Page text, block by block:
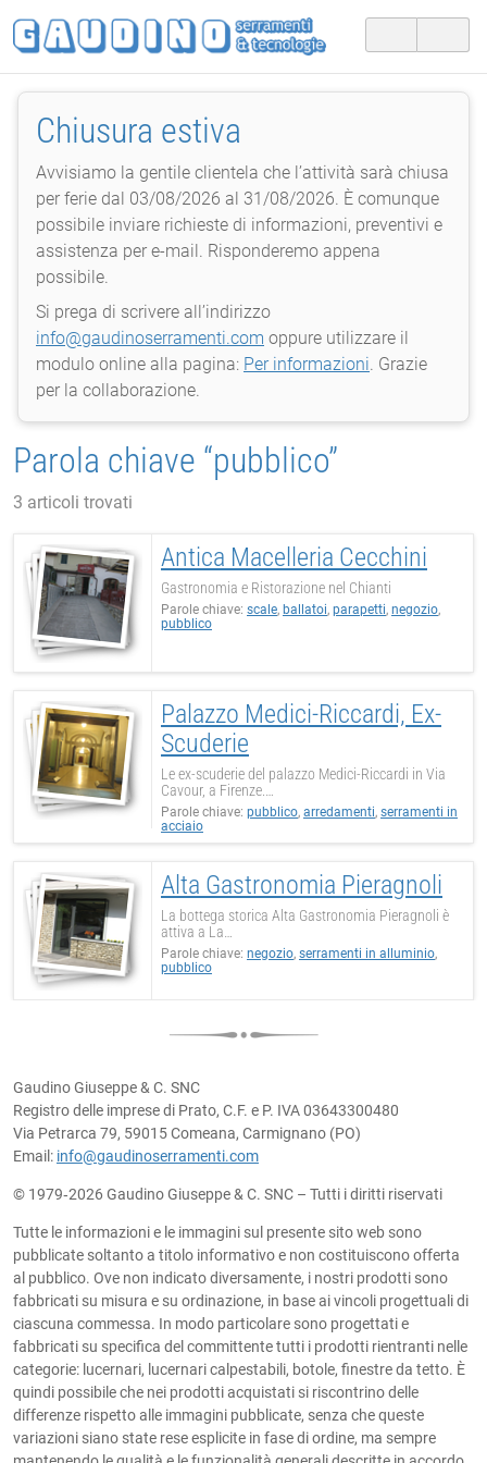
Chiusura estiva
Avvisiamo la gentile clientela che l’attività sarà chiusa
per ferie dal 03/08/2026 al 31/08/2026. È comunque
possibile inviare richieste di informazioni, preventivi e
assistenza per e-mail. Risponderemo appena
possibile.
Si prega di scrivere all’indirizzo
info@gaudinoserramenti.com oppure utilizzare il
modulo online alla pagina: Per informazioni. Grazie
per la collaborazione.
Parola chiave “pubblico”
3 articoli trovati
Antica Macelleria Cecchini
Gastronomia e Ristorazione nel Chianti
Parole chiave: scale, ballatoi, parapetti, negozio,
pubblico
Palazzo Medici-Riccardi, Ex-
Scuderie
Le ex-scuderie del palazzo Medici-Riccardi in Via
Cavour, a Firenze.…
Parole chiave: pubblico, arredamenti, serramenti in
acciaio
Alta Gastronomia Pieragnoli
La bottega storica Alta Gastronomia Pieragnoli è
attiva a La…
Parole chiave: negozio, serramenti in alluminio,
pubblico
Gaudino Giuseppe & C. SNC
Registro delle imprese di Prato, C.F. e P. IVA 03643300480
Via Petrarca 79, 59015 Comeana, Carmignano (PO)
Email: info@gaudinoserramenti.com
© 1979‐2026 Gaudino Giuseppe & C. SNC – Tutti i diritti riservati
Tutte le informazioni e le immagini sul presente sito web sono
pubblicate soltanto a titolo informativo e non costituiscono offerta
al pubblico. Ove non indicato diversamente, i nostri prodotti sono
fabbricati su misura e su ordinazione, in base ai vincoli progettuali di
ciascuna commessa. In modo particolare sono progettati e
fabbricati su specifica del committente tutti i prodotti rientranti nelle
categorie: lucernari, lucernari calpestabili, botole, finestre da tetto. È
quindi possibile che nei prodotti acquistati si riscontrino delle
differenze rispetto alle immagini pubblicate, senza che queste
variazioni siano state rese esplicite in fase di ordine, ma sempre